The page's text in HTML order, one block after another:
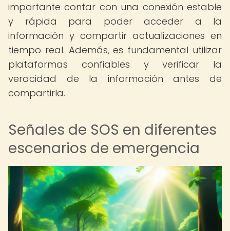
importante contar con una conexión estable
y rápida para poder acceder a la
información y compartir actualizaciones en
tiempo real. Además, es fundamental utilizar
plataformas confiables y verificar la
veracidad de la información antes de
compartirla.
Señales de SOS en diferentes
escenarios de emergencia